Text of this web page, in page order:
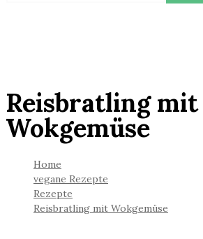
Reisbratling mit
Wokgemüse
Home
vegane Rezepte
Rezepte
Reisbratling mit Wokgemüse